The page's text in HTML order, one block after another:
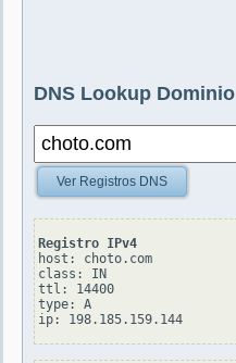
DNS Lookup Dominio
Ver Registros DNS
Registro IPv4
host: choto.com
class: IN
ttl: 14400
type: A